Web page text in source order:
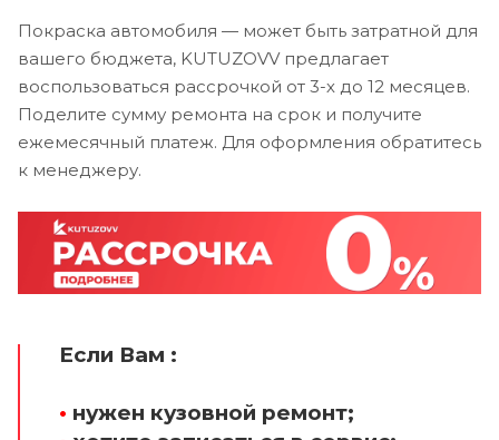
Покраска автомобиля — может быть затратной для
вашего бюджета, KUTUZOVV предлагает
воспользоваться рассрочкой от 3-х до 12 месяцев.
Поделите сумму ремонта на срок и получите
ежемесячный платеж. Для оформления обратитесь
к менеджеру.
Если Вам :
• нужен кузовной ремонт;